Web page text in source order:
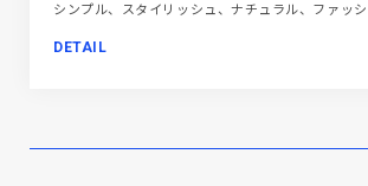
DETAIL